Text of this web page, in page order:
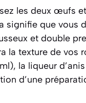
les deux œufs
signifie que vous
et double
la texture de
la liqueur
d’une